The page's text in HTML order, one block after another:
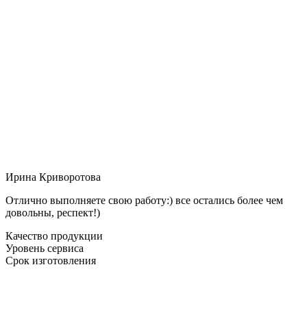
Ирина Криворотова
Отлично выполняете свою работу:) все остались более чем
довольны, респект!)
Качество продукции
Уровень сервиса
Срок изготовления